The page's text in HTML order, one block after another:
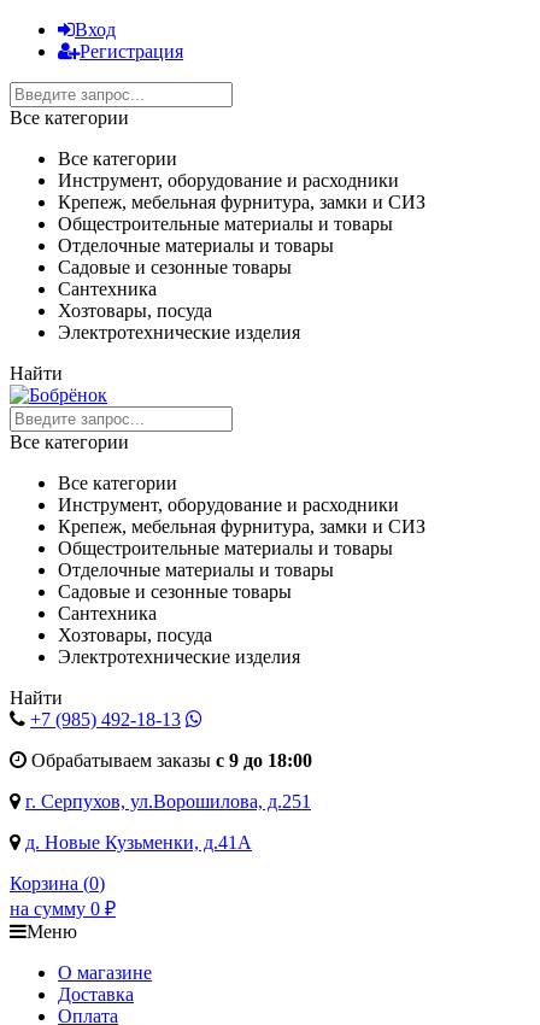
Вход
Регистрация
Все категории
Все категории
Инструмент, оборудование и расходники
Крепеж, мебельная фурнитура, замки и СИЗ
Общестроительные материалы и товары
Отделочные материалы и товары
Садовые и сезонные товары
Сантехника
Хозтовары, посуда
Электротехнические изделия
Найти
Все категории
Все категории
Инструмент, оборудование и расходники
Крепеж, мебельная фурнитура, замки и СИЗ
Общестроительные материалы и товары
Отделочные материалы и товары
Садовые и сезонные товары
Сантехника
Хозтовары, посуда
Электротехнические изделия
Найти
+7 (985) 492-18-13
Обрабатываем заказы с 9 до 18:00
г. Серпухов, ул.Ворошилова, д.251
д. Новые Кузьменки, д.41А
Корзина (0)
на сумму 0 ₽
Меню
О магазине
Доставка
Оплата